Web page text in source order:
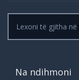
Lexoni të gjitha në
Na ndihmoni